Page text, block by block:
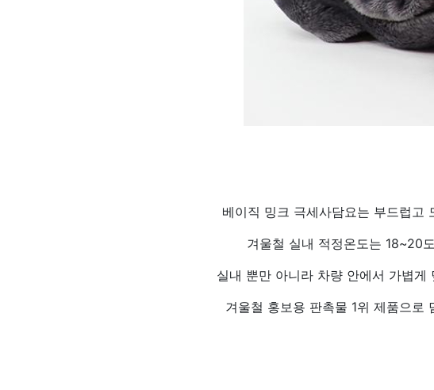
베이직 밍크 극세사담요는 부드럽고
겨울철 실내 적정온도는 18~20
실내 뿐만 아니라 차량 안에서 가볍
겨울철 홍보용 판촉물 1위 제품으로